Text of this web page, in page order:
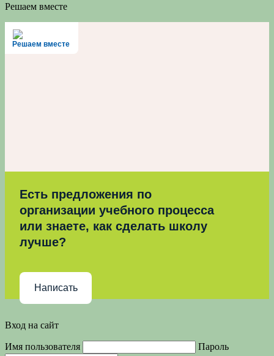
Решаем вместе
Решаем вместе
Есть предложения по
организации учебного процесса
или знаете, как сделать школу
лучше?
Написать
Вход на сайт
Имя пользователя Пароль